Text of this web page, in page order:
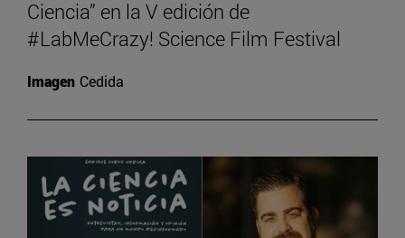
Ciencia” en la V edición de
#LabMeCrazy! Science Film Festival
Imagen Cedida